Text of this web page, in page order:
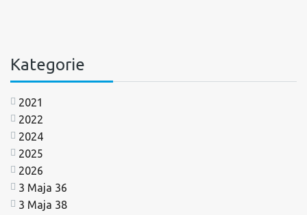
Kategorie
2021
2022
2024
2025
2026
3 Maja 36
3 Maja 38